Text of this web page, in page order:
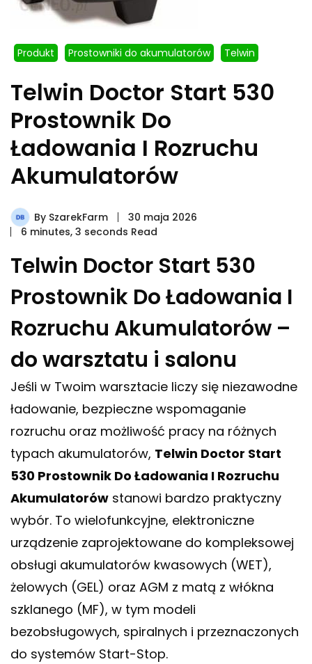
Produkt Prostowniki do akumulatorów Telwin
Telwin Doctor Start 530
Prostownik Do
Ładowania I Rozruchu
Akumulatorów
By SzarekFarm
30 maja 2026
6 minutes, 3 seconds Read
Telwin Doctor Start 530
Prostownik Do Ładowania I
Rozruchu Akumulatorów –
do warsztatu i salonu
Jeśli w Twoim warsztacie liczy się niezawodne
ładowanie, bezpieczne wspomaganie
rozruchu oraz możliwość pracy na różnych
typach akumulatorów, Telwin Doctor Start
530 Prostownik Do Ładowania I Rozruchu
Akumulatorów stanowi bardzo praktyczny
wybór. To wielofunkcyjne, elektroniczne
urządzenie zaprojektowane do kompleksowej
obsługi akumulatorów kwasowych (WET),
żelowych (GEL) oraz AGM z matą z włókna
szklanego (MF), w tym modeli
bezobsługowych, spiralnych i przeznaczonych
do systemów Start-Stop.